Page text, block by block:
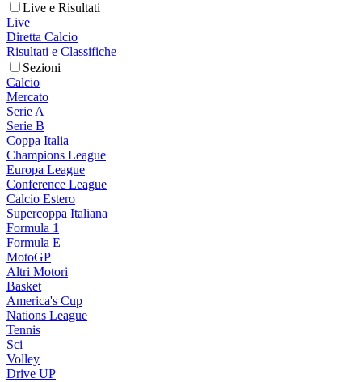
Live e Risultati
Live
Diretta Calcio
Risultati e Classifiche
Sezioni
Calcio
Mercato
Serie A
Serie B
Coppa Italia
Champions League
Europa League
Conference League
Calcio Estero
Supercoppa Italiana
Formula 1
Formula E
MotoGP
Altri Motori
Basket
America's Cup
Nations League
Tennis
Sci
Volley
Drive UP